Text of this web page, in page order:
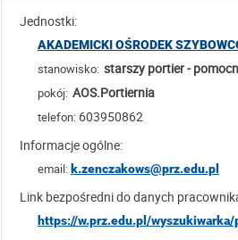
Jednostki:
AKADEMICKI OŚRODEK
stanowisko: starszy portier -
pokój: AOS.Portiernia
telefon: 603950862
Informacje ogólne:
email: k.zenczakows@prz.edu.pl
Link bezpośredni do danych
https://w.prz.edu.pl/